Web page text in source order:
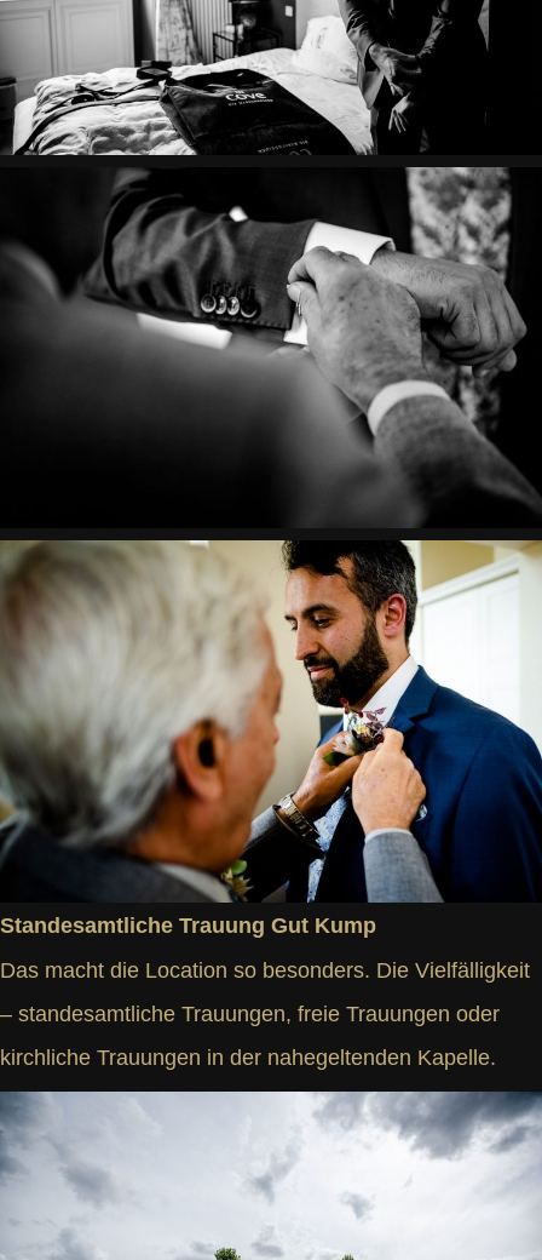
Standesamtliche Trauung Gut Kump
Das macht die Location so besonders. Die Vielfälligkeit
– standesamtliche Trauungen, freie Trauungen oder
kirchliche Trauungen in der nahegeltenden Kapelle.